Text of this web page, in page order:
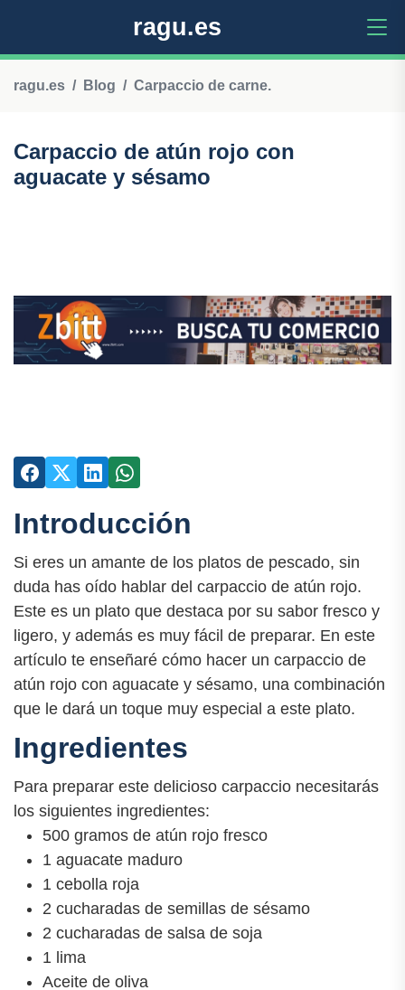
ragu.es
ragu.es Blog Carpaccio de carne.
Carpaccio de atún rojo con
aguacate y sésamo
Introducción
Si eres un amante de los platos de pescado, sin
duda has oído hablar del carpaccio de atún rojo.
Este es un plato que destaca por su sabor fresco y
ligero, y además es muy fácil de preparar. En este
artículo te enseñaré cómo hacer un carpaccio de
atún rojo con aguacate y sésamo, una combinación
que le dará un toque muy especial a este plato.
Ingredientes
Para preparar este delicioso carpaccio necesitarás
los siguientes ingredientes:
500 gramos de atún rojo fresco
1 aguacate maduro
1 cebolla roja
2 cucharadas de semillas de sésamo
2 cucharadas de salsa de soja
1 lima
Aceite de oliva